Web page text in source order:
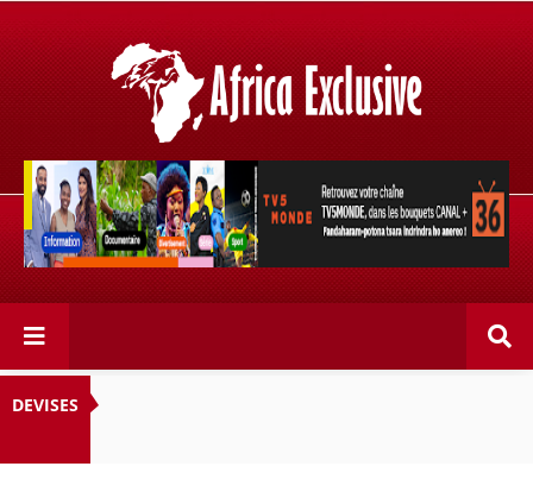
Retrouvez votre chaîne @TV5MONDE, dans les bouquets
CANAL+ 36 . Fandaharam-potoana tsara indrindra ho
anareo!
DEVISES